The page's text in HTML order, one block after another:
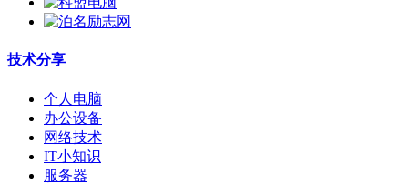
技术分享
个人电脑
办公设备
网络技术
IT小知识
服务器